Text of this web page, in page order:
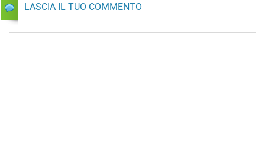
LASCIA IL TUO COMMENTO